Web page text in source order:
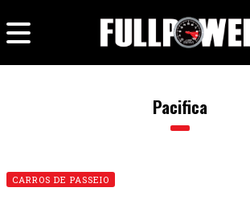
Pacifica
CARROS DE PASSEIO